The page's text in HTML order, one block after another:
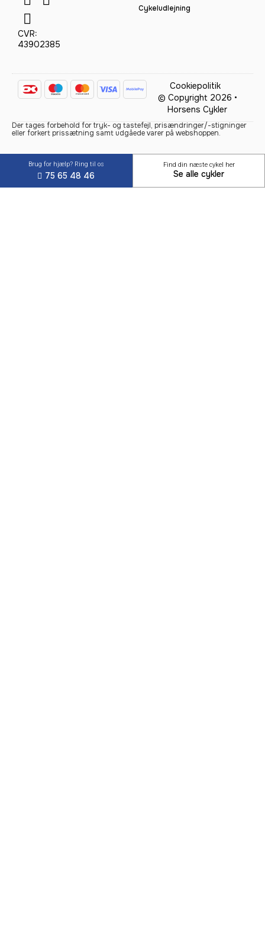
CVR:
43902385
Cykeludlejning
Cookiepolitik
© Copyright 2026 •
Horsens Cykler
Der tages forbehold for tryk- og tastefejl, prisændringer/-stigninger
eller forkert prissætning samt udgåede varer på webshoppen.
Brug for hjælp? Ring til os
75 65 48 46
Find din næste cykel her
Se alle cykler